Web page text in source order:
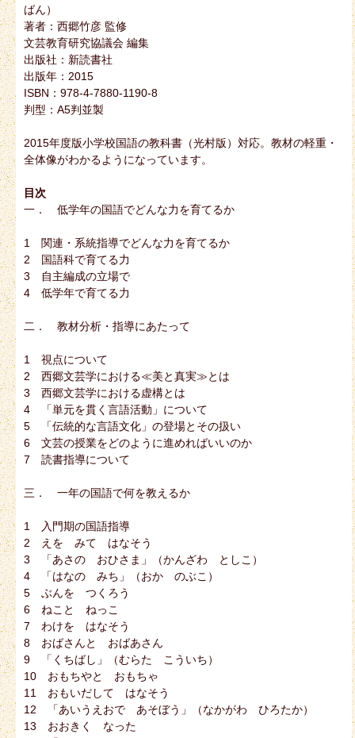
ばん）
著者：西郷竹彦 監修
文芸教育研究協議会 編集
出版社：新読書社
出版年：2015
ISBN：978-4-7880-1190-8
判型：A5判並製
2015年度版小学校国語の教科書（光村版）対応。教材の軽重・
全体像がわかるようになっています。
目次
一． 低学年の国語でどんな力を育てるか
1 関連・系統指導でどんな力を育てるか
2 国語科で育てる力
3 自主編成の立場で
4 低学年で育てる力
二． 教材分析・指導にあたって
1 視点について
2 西郷文芸学における≪美と真実≫とは
3 西郷文芸学における虚構とは
4 「単元を貫く言語活動」について
5 「伝統的な言語文化」の登場とその扱い
6 文芸の授業をどのように進めればいいのか
7 読書指導について
三． 一年の国語で何を教えるか
1 入門期の国語指導
2 えを みて はなそう
3 「あさの おひさま」（かんざわ としこ）
4 「はなの みち」（おか のぶこ）
5 ぶんを つくろう
6 ねこと ねっこ
7 わけを はなそう
8 おばさんと おばあさん
9 「くちばし」（むらた こういち）
10 おもちやと おもちゃ
11 おもいだして はなそう
12 「あいうえおで あそぼう」（なかがわ ひろたか）
13 おおきく なった